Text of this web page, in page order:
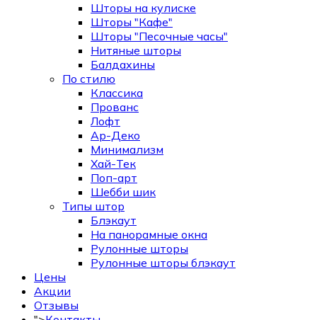
Шторы на кулиске
Шторы "Кафе"
Шторы "Песочные часы"
Нитяные шторы
Балдахины
По стилю
Классика
Прованс
Лофт
Ар-Деко
Минимализм
Хай-Тек
Поп-арт
Шебби шик
Типы штор
Блэкаут
На панорамные окна
Рулонные шторы
Рулонные шторы блэкаут
Цены
Акции
Отзывы